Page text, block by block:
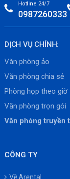
Hotline 24/7
0987260333
DỊCH VỤ CHÍNH:
Văn phòng ảo
Văn phòng chia sẻ
Phòng họp theo giờ
Văn phòng trọn gói
Văn phòng truyền
CÔNG TY
Về Arental